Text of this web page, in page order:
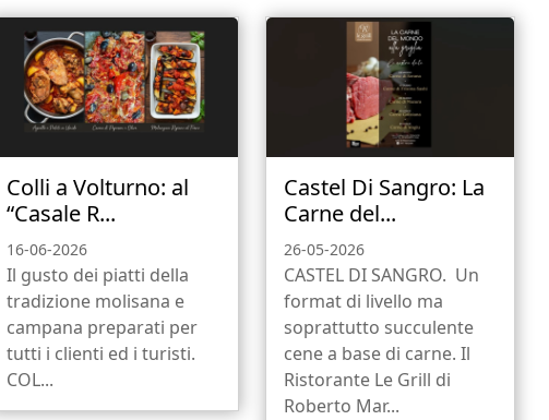
Colli a Volturno: al
“Casale R...
16-06-2026
Il gusto dei piatti della
tradizione molisana e
campana preparati per
tutti i clienti ed i turisti.
COL...
Castel Di Sangro: La
Carne del...
26-05-2026
CASTEL DI SANGRO. Un
format di livello ma
soprattutto succulente
cene a base di carne. Il
Ristorante Le Grill di
Roberto Mar...